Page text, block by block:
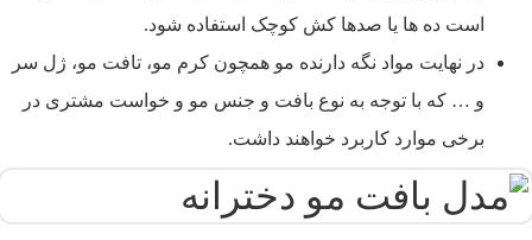
است ده ها یا صدها کش کوچک استفاده شود.
در نهایت مواد نگه دارنده مو همچون کرم مو، تافت مو، ژل سر
و … که با توجه به نوع بافت و جنس مو و خواست مشتری در
برخی موارد کاربرد خواهند داشت.